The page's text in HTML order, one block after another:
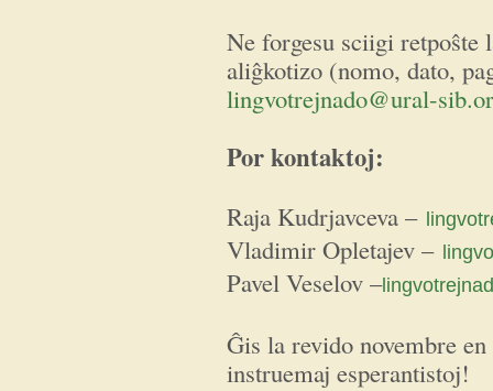
Ne forgesu sciigi retpoŝte
aliĝkotizo (nomo, dato,
lingvotrejnado@ural-
Por kontaktoj:
Raja Kudrjavceva –
Vladimir Opletajev –
Pavel Veselov –
Ĝis la revido novembre
instruemaj esperantistoj!